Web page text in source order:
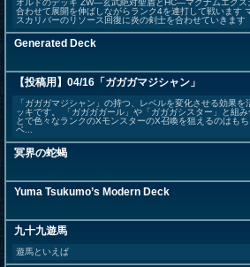
オルドのデッキ ZW―玄武絶対聖盾とHC―マグナムエクス
合わせて展開を伸ばしながらランク4を連打して戦います
スカリバーのリソース回復に炎の剣士を合わせていきます
Generated Deck
【投稿用】04/16「ガガガマジシャン」
「ガガガマジシャン」の持つ、レベルを変化させる効果を
ッキです。 「ガガガガール」や「ガガガシスター」と組み
とで色々なランクのXモンスターのX召喚を狙えるのはも
ベ...
冥界の蛇蝎
Yuma Tsukumo’s Modern Deck
九十九遊馬
遊馬といえば